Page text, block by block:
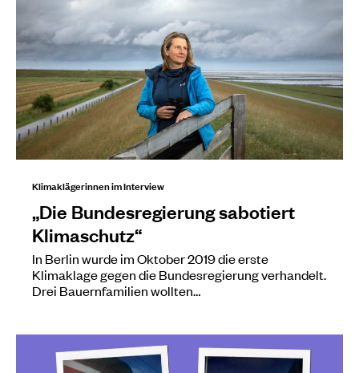
Klimaklägerinnen im Interview
„Die Bundesregierung sabotiert
Klimaschutz“
In Berlin wurde im Oktober 2019 die erste
Klimaklage gegen die Bundesregierung verhandelt.
Drei Bauernfamilien wollten…